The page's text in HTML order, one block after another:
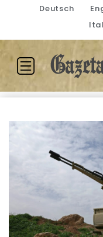
Deutsch